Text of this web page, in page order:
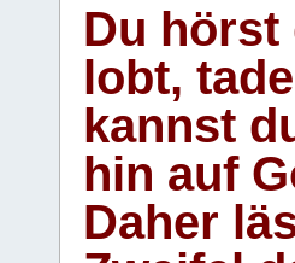
Du hörst
lobt,
kannst
hin auf
Daher